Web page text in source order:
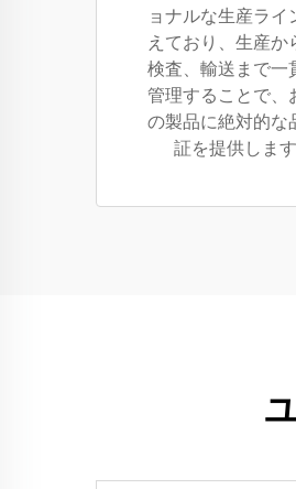
ョナルな生産ライ
えており、生産か
検査、輸送まで一
管理することで、
の製品に絶対的な
証を提供します